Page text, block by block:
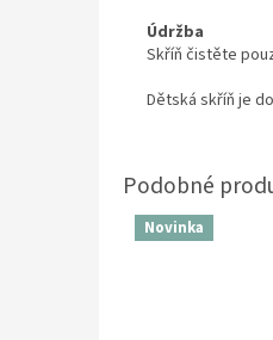
Údržba
Skříň čistěte
Dětská skříň je
Novinka